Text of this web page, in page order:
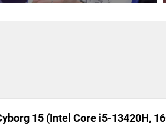
15 (Intel Core i5-13420H,